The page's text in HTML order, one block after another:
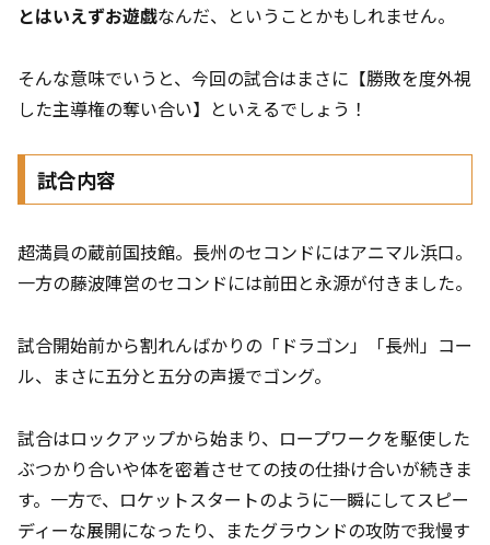
とはいえずお遊戯なんだ、ということかもしれません。
そんな意味でいうと、今回の試合はまさに【勝敗を度外視
した主導権の奪い合い】といえるでしょう！
試合内容
超満員の蔵前国技館。長州のセコンドにはアニマル浜口。
一方の藤波陣営のセコンドには前田と永源が付きました。
試合開始前から割れんばかりの「ドラゴン」「長州」コー
ル、まさに五分と五分の声援でゴング。
試合はロックアップから始まり、ロープワークを駆使した
ぶつかり合いや体を密着させての技の仕掛け合いが続きま
す。一方で、ロケットスタートのように一瞬にしてスピー
ディーな展開になったり、またグラウンドの攻防で我慢す